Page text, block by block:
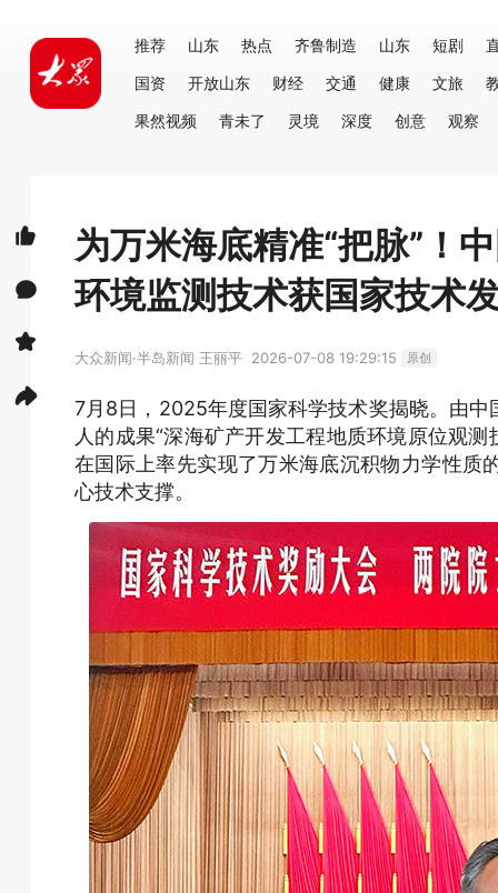
推荐 山东 热点 齐鲁制造 山东 短剧
国资
开放山东 财经 交通 健康 文旅
果然视频
青未了 灵境 深度 创意 观察
为万米海底精准“把脉”！
环境监测技术获国家技术
大众新闻·半岛新闻 王丽平 2026-07-08 19:29:15 原创
7月8日，2025年度国家科学技术奖揭晓。由
人的成果“深海矿产开发工程地质环境原位观
在国际上率先实现了万米海底沉积物力学性质
心技术支撑。